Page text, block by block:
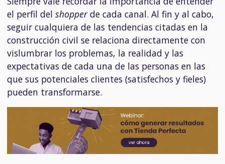
el perfil del shopperde cada canal. Al fin y al cabo,
seguir cualquiera de las tendencias citadas en la
construcción civil se relaciona directamente con
vislumbrar los problemas, la realidad y las
expectativas de cada una de las personas en las
que sus potenciales clientes (satisfechos y fieles)
pueden transformarse.